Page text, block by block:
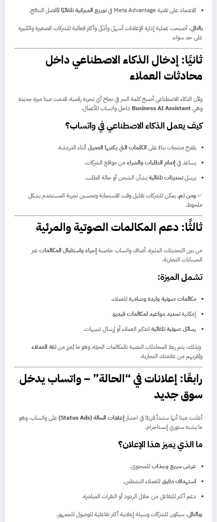
الاعتماد على تقنية Meta Advantage في
توزيع الميزانية تلقائيًالأفضل النتائج.
بالتالي، أصبحت عملية إدارة الإعلانات أسهل وأذكى وأكثر فعالية للشركات الصغيرة والكبيرة
على حد سواء.
ثانيًا: إدخال الذكاء الاصطناعي داخل
محادثات العملاء
ولأن الذكاء الاصطناعي أصبح كلمة السر في نجاح أي تجربة رقمية، قدمت ميتا ميزة جديدة
وهيBusiness AI Assistant داخل واتساب للأعمال.
كيف يعمل الذكاء الاصطناعي في واتساب؟
يقترح منتجات بناءً علىالكلمات التي يكتبها العميلأثناء الدردشة.
يساعد فيإتمام الطلبات والشراءمن مواقع الشركات.
يرسلتحديثات تلقائيةبشأن الشحن أو حالة الطلب.
✅ومن ثم، يمكن للشركات تقليل وقت الاستجابة وتحسين تجربة المستخدم بشكل
ملحوظ.
ثالثًا: دعم المكالمات الصوتية والمرئية
من بين التحديثات المثيرة، أضاف واتساب خاصيةإجراء واستقبال المكالماتعبر
الحسابات التجارية.
تشمل الميزة:
مكالمات صوتية واردة وصادرةللعملاء.
إمكانيةتحديد مواعيد لمكالمات فيديو.
رسائل صوتية تلقائيةلتذكير العملاء أو إرسال تنبيهات.
وبذلك، يتم ربط المحادثات النصية بالمكالمات الحيّة، وهو ما يُعزز منثقة العملاء
ويُقربهم من علامتك التجارية.
رابعًا: إعلانات في “الحالة” – واتساب يدخل
سوق جديد
أعلنت ميتا أنها ستبدأ قريبًا في اختبار إعلانات الحالة (Status Ads)
على واتساب، وهو
ما يشبه ستوري إنستاجرام.
ما الذي يميز هذا الإعلان؟
عرض سريع وجذابللمحتوى.
استهداف دقيقللعملاء النشطين.
دعم أكبر للتفاعل من خلال الردود أو النقرات المباشرة.
وبالتالي، سيكون للشركات وسيلة إعلانية أكثر تفاعلية للوصول للجمهور.